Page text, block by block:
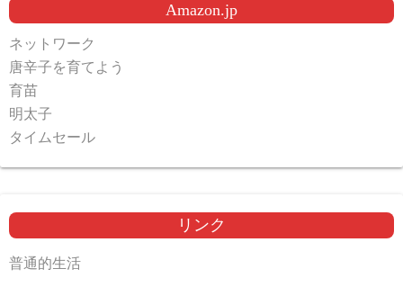
Amazon.jp
ネットワーク
唐辛子を育てよう
育苗
明太子
タイムセール
リンク
普通的生活